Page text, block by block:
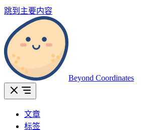
跳到主要内容
Beyond Coordinates
文章
标签